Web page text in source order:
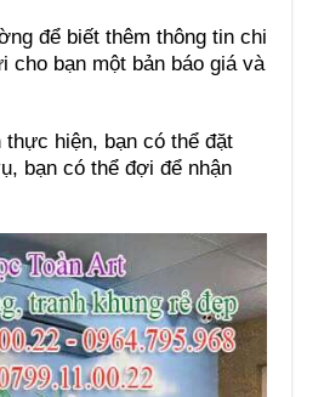
để biết thêm thông tin chi
cho bạn một bản báo giá và
hiện, bạn có thể đặt
bạn có thể đợi để nhận